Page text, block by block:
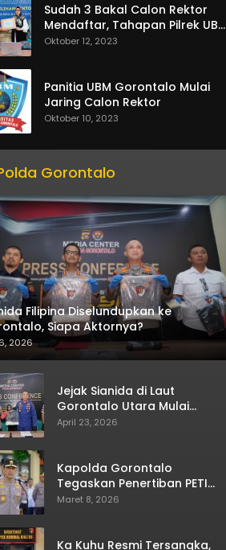
Sudah 3 Bakal Calon Rektor
Mendaftar, Tahapan Pilrek UBM
Gorontalo Makin Seru
Oktober 12, 2023
Panitia UBM Gorontalo Mulai
Jaring Calon Rektor
Oktober 10, 2023
Gorontalo
Filipina Diselundupkan ke
Siapa Aktornya?
2026
Jejak Sianida di Laut
Gorontalo Utara Mulai
Terkuak
April 23, 2026
Kapolda Gorontalo
Tegaskan Penertiban PETI
Terus Berjalan
Maret 8, 2026
Ka Kuhu Resmi Tersangka,